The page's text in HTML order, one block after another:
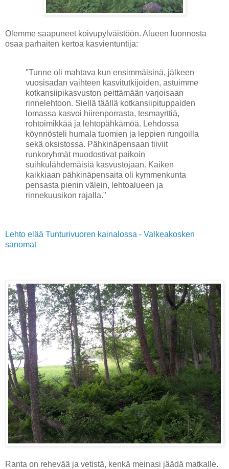
Olemme saapuneet koivupylväistöön. Alueen luonnosta
osaa parhaiten kertoa kasvientuntija:
"Tunne oli mahtava kun ensimmäisinä, jälkeen
vuosisadan vaihteen kasvitutkijoiden, astuimme
kotkansiipikasvuston peittämään varjoisaan
rinnelehtoon. Siellä täällä kotkansiipituppaiden
lomassa kasvoi hiirenporrasta, tesmayrttiä,
rohtoimikkää ja lehtopähkämöä. Lehdossa
köynnösteli humala tuomien ja leppien rungoilla
sekä oksistossa. Pähkinäpensaan tiiviit
runkoryhmät muodostivat paikoin
suihkulähdemäisiä kasvustojaan. Kaiken
kaikkiaan pähkinäpensaita oli kymmenkunta
pensasta pienin välein, lehtoalueen ja
rinnekuusikon rajalla."
Lehto elää Tunturivuoren kainalossa - Valkeakosken
sanomat
Ranta on rehevää ja vetistä, kenkä meinasi jäädä matkalle.